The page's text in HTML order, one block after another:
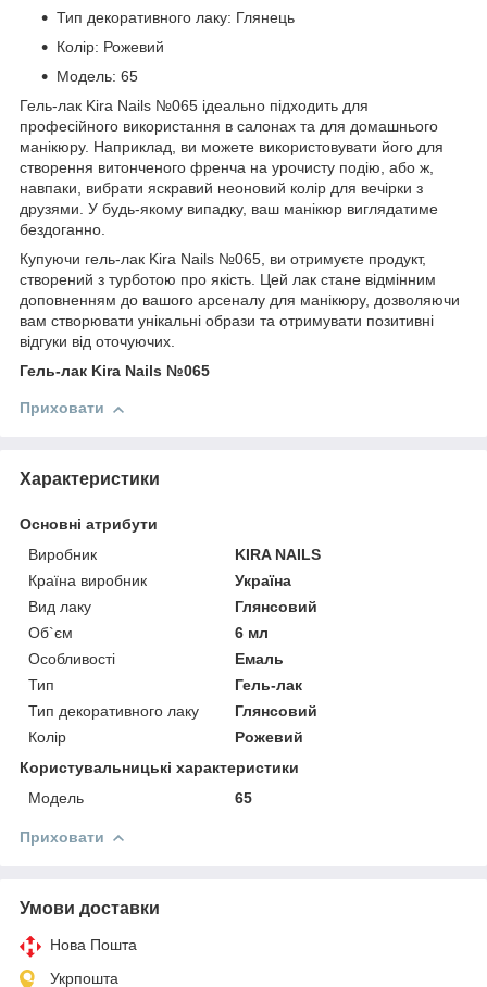
Тип декоративного лаку: Глянець
Колір: Рожевий
Модель: 65
Гель-лак Kira Nails №065 ідеально підходить для
професійного використання в салонах та для домашнього
манікюру. Наприклад, ви можете використовувати його для
створення витонченого френча на урочисту подію, або ж,
навпаки, вибрати яскравий неоновий колір для вечірки з
друзями. У будь-якому випадку, ваш манікюр виглядатиме
бездоганно.
Купуючи гель-лак Kira Nails №065, ви отримуєте продукт,
створений з турботою про якість. Цей лак стане відмінним
доповненням до вашого арсеналу для манікюру, дозволяючи
вам створювати унікальні образи та отримувати позитивні
відгуки від оточуючих.
Гель-лак Kira Nails №065
Приховати
Характеристики
Основні атрибути
Виробник
KIRA NAILS
Країна виробник
Україна
Вид лаку
Глянсовий
Об`єм
6 мл
Особливості
Емаль
Тип
Гель-лак
Тип декоративного лаку
Глянсовий
Колір
Рожевий
Користувальницькі характеристики
Мoдель
65
Приховати
Умови доставки
Нова Пошта
Укрпошта